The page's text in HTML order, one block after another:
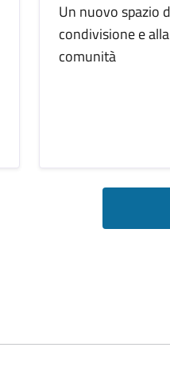
Un nuovo spazio
condivisione e
comunità